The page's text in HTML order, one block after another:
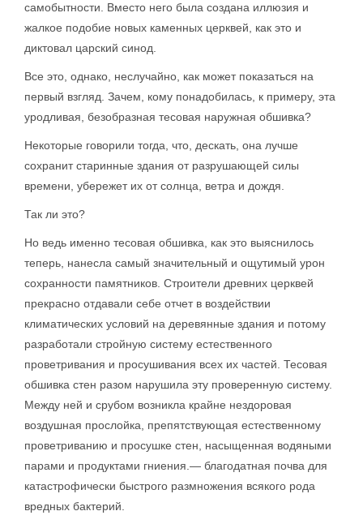
самобытности. Вместо него была создана иллюзия и
жалкое подобие новых каменных церквей, как это и
диктовал царский синод.
Все это, однако, неслучайно, как может показаться на
первый взгляд. Зачем, кому понадобилась, к примеру, эта
уродливая, безобразная тесовая наружная обшивка?
Некоторые говорили тогда, что, дескать, она лучше
сохранит старинные здания от разрушающей силы
времени, убережет их от солнца, ветра и дождя.
Так ли это?
Но ведь именно тесовая обшивка, как это выяснилось
теперь, нанесла самый значительный и ощутимый урон
сохранности памятников. Строители древних церквей
прекрасно отдавали себе отчет в воздействии
климатических условий на деревянные здания и потому
разработали стройную систему естественного
проветривания и просушивания всех их частей. Тесовая
обшивка стен разом нарушила эту проверенную систему.
Между ней и срубом возникла крайне нездоровая
воздушная прослойка, препятствующая естественному
проветриванию и просушке стен, насыщенная водяными
парами и продуктами гниения.— благодатная почва для
катастрофически быстрого размножения всякого рода
вредных бактерий.